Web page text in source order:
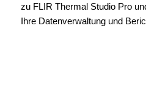
zu FLIR Thermal Studio Pro
Ihre Datenverwaltung und